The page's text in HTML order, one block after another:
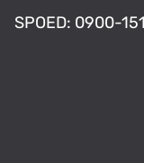
SPOED: 0900-